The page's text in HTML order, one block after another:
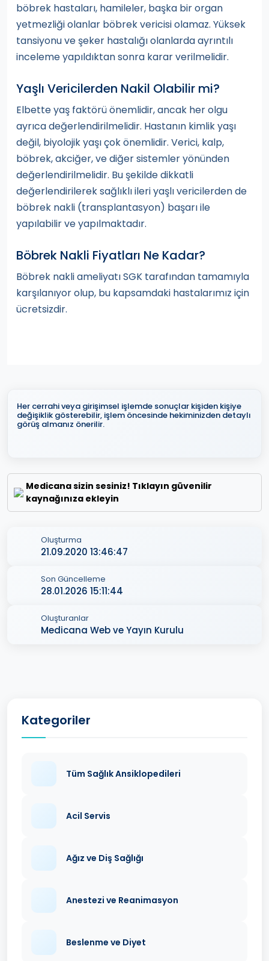
böbrek hastaları, hamileler, başka bir organ
yetmezliği olanlar böbrek vericisi olamaz. Yüksek
tansiyonu ve şeker hastalığı olanlarda ayrıntılı
inceleme yapıldıktan sonra karar verilmelidir.
Yaşlı Vericilerden Nakil Olabilir mi?
Elbette yaş faktörü önemlidir, ancak her olgu
ayrıca değerlendirilmelidir. Hastanın kimlik yaşı
değil, biyolojik yaşı çok önemlidir. Verici, kalp,
böbrek, akciğer, ve diğer sistemler yönünden
değerlendirilmelidir. Bu şekilde dikkatli
değerlendirilerek sağlıklı ileri yaşlı vericilerden de
böbrek nakli (transplantasyon) başarı ile
yapılabilir ve yapılmaktadır.
Böbrek Nakli Fiyatları Ne Kadar?
Böbrek nakli ameliyatı SGK tarafından tamamıyla
karşılanıyor olup, bu kapsamdaki hastalarımız için
ücretsizdir.
Her cerrahi veya girişimsel işlemde sonuçlar kişiden kişiye
değişiklik gösterebilir, işlem öncesinde hekiminizden detaylı
görüş almanız önerilir.
Medicana sizin sesiniz! Tıklayın güvenilir
kaynağınıza ekleyin
Oluşturma
21.09.2020 13:46:47
Son Güncelleme
28.01.2026 15:11:44
Oluşturanlar
Medicana Web ve Yayın Kurulu
Kategoriler
Tüm Sağlık Ansiklopedileri
Acil Servis
Ağız ve Diş Sağlığı
Anestezi ve Reanimasyon
Beslenme ve Diyet